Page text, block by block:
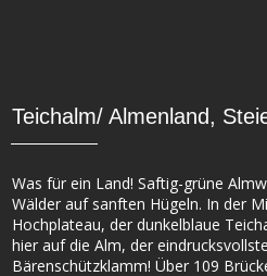
Teichalm/ Almenland,
Was für ein Land! Saftig-grüne
Wälder auf sanften Hügeln. In der
Hochplateau, der dunkelblaue
hier auf die Alm, der
Bärenschützklamm! Über 109